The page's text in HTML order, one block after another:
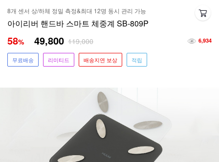
8개 센서 상/하체 정밀 측정&최대 12명 동시 관리 가능
아이리버 핸드바 스마트 체중계 SB-809P
6,934
58% 49,800 119,000
무료배송 리미티드 배송지연 보상 적립